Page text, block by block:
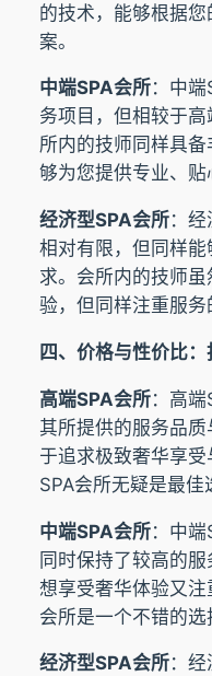
的技术，能够根据
案。
中端SPA会所：中端
务项目，但相较于
所内的技师同样具
够为您提供专业、贴
经济型SPA会所：经
相对有限，但同样
求。会所内的技师
验，但同样注重服务
四、价格与性价比
高端SPA会所：高端
其所提供的服务品
于追求极致奢华享
SPA会所无疑是最佳
中端SPA会所：中端
同时保持了较高的
想享受奢华体验又
会所是一个不错的选
经济型SPA会所：经